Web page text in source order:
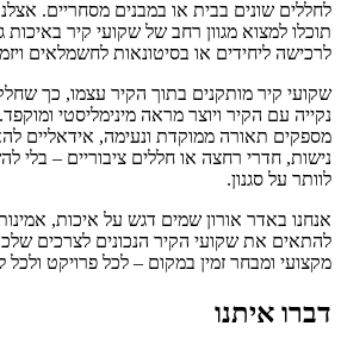
לחללים שונים בבית או במבנים מסחריים.
תוכלו למצוא מגוון רחב של שקועי קיר
לרכישה ליחידים או בסיטונאות לחשמלאים
שקועי קיר מותקנים בתוך הקיר עצמו, כך
נקייה עם הקיר ויוצר מראה מינימליסטי
מספקים תאורה ממוקדת ונעימה, אידאליים
נישות, חדרי רחצה או חללים ציבוריים – בלי
לוותר על סגנון.
אנחנו באדר אורון שמים דגש על איכות,
להתאים את שקועי הקיר הנכונים לצרכים
מקצועי ומבחר זמין במקום – לכל פרויקט ולכל
דברו איתנו